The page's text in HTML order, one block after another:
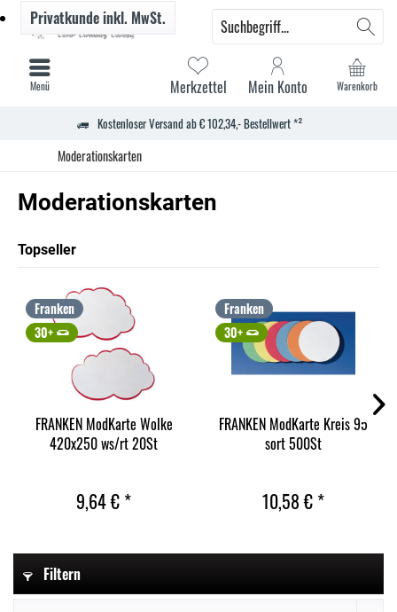
Kostenloser Versand ab € 102,34,- Bestellwert *²
Warenkorb
Merkzettel Mein Konto
Privatkundeinkl. MwSt.
Menü
Moderationskarten
Moderationskarten
Topseller
Franken
30+
FRANKEN ModKarte Wolke
420x250 ws/rt 20St
9,64 € *
Franken
30+
FRANKEN ModKarte Kreis 95
sort 500St
10,58 € *
Filtern